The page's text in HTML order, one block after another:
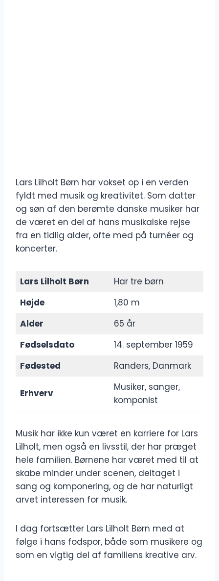
Lars Lilholt Børn har vokset op i en verden
fyldt med musik og kreativitet. Som datter
og søn af den berømte danske musiker har
de været en del af hans musikalske rejse
fra en tidlig alder, ofte med på turnéer og
koncerter.
Lars Lilholt Børn
Har tre børn
Højde
1,80 m
Alder
65 år
Fødselsdato
14. september 1959
Fødested
Randers, Danmark
Erhverv
Musiker, sanger,
komponist
Musik har ikke kun været en karriere for Lars
Lilholt, men også en livsstil, der har præget
hele familien. Børnene har været med til at
skabe minder under scenen, deltaget i
sang og komponering, og de har naturligt
arvet interessen for musik.
I dag fortsætter Lars Lilholt Børn med at
følge i hans fodspor, både som musikere og
som en vigtig del af familiens kreative arv.